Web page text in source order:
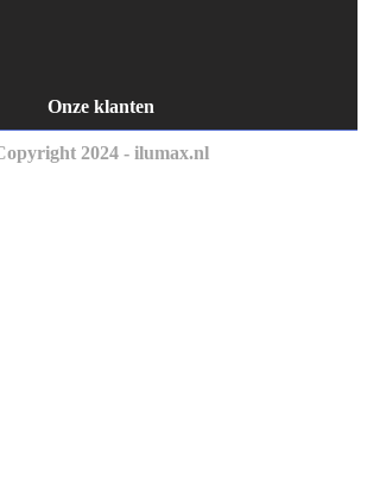
Onze klanten
2024 - ilumax.nl